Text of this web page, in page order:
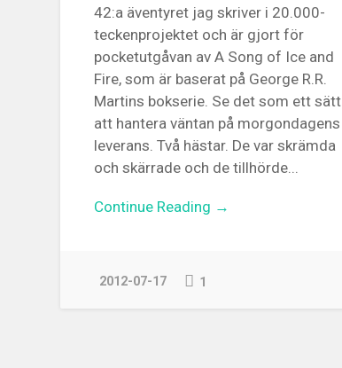
42:a äventyret jag skriver i 20.000-
teckenprojektet och är gjort för
pocketutgåvan av A Song of Ice and
Fire, som är baserat på George R.R.
Martins bokserie. Se det som ett sätt
att hantera väntan på morgondagens
leverans. Två hästar. De var skrämda
och skärrade och de tillhörde...
Continue Reading →
2012-07-17 1